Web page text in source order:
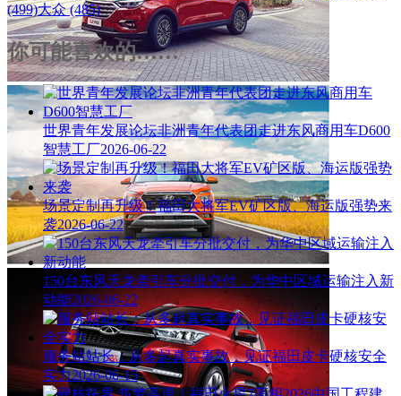
(499)大众 (485)
你可能喜欢的……
世界青年发展论坛非洲青年代表团走进东风商用车D600
智慧工厂2026-06-22
场景定制再升级！福田大将军EV矿区版、海运版强势来
袭2026-06-22
150台东风天龙牵引车分批交付，为华中区域运输注入新
动能2026-06-22
服务站站长：从多起真实事故，见证福田皮卡硬核安全
实力2026-06-15